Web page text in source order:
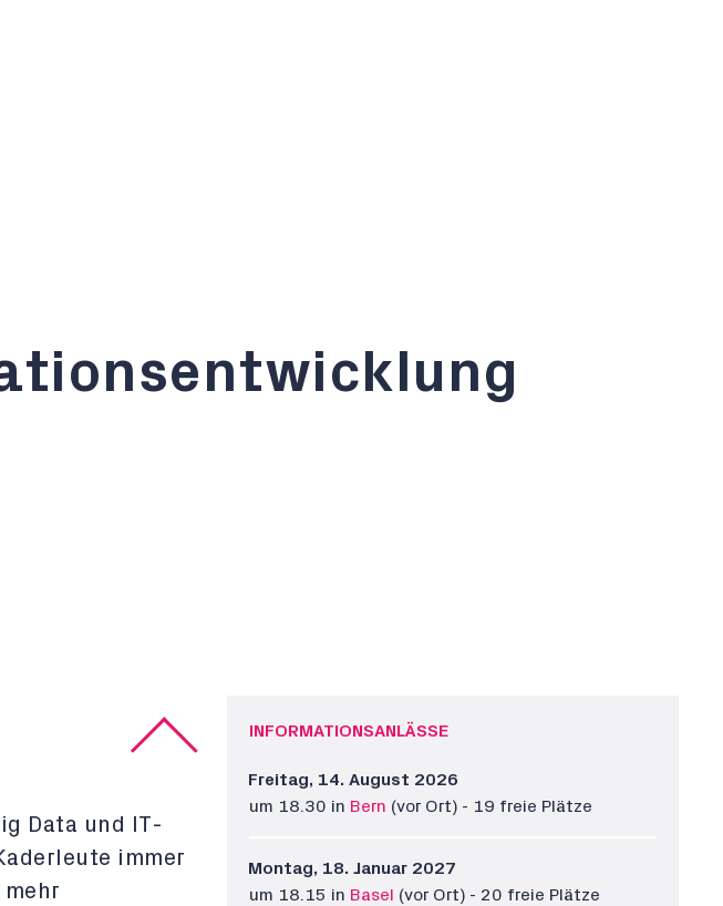
Data und IT-
immer
INFORMATIONSANLÄSSE
Freitag, 14. August 2026
um 18.30 in Bern (vor Ort) - 19 freie Plätze
Montag, 18. Januar 2027
um 18.15 in Basel (vor Ort) - 20 freie Plätze